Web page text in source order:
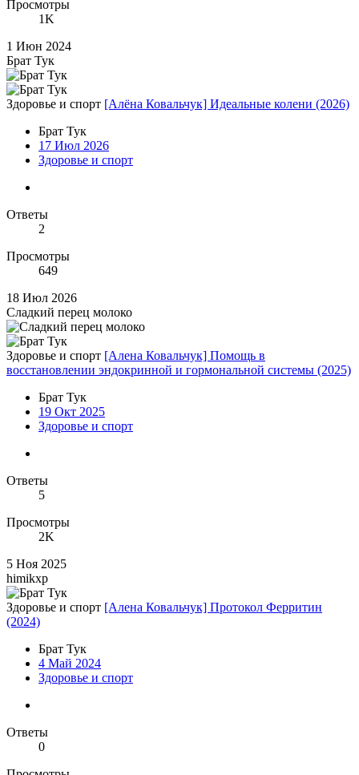
Просмотры
1K
1 Июн 2024
Брат Тук
Здоровье и спорт [Алёна Ковальчук] Идеальные колени (2026)
Брат Тук
17 Июл 2026
Здоровье и спорт
Ответы
2
Просмотры
649
18 Июл 2026
Сладкий перец молоко
Здоровье и спорт [Алена Ковальчук] Помощь в
восстановлении эндокринной и гормональной системы (2025)
Брат Тук
19 Окт 2025
Здоровье и спорт
Ответы
5
Просмотры
2K
5 Ноя 2025
himikxp
Здоровье и спорт [Алена Ковальчук] Протокол Ферритин
(2024)
Брат Тук
4 Май 2024
Здоровье и спорт
Ответы
0